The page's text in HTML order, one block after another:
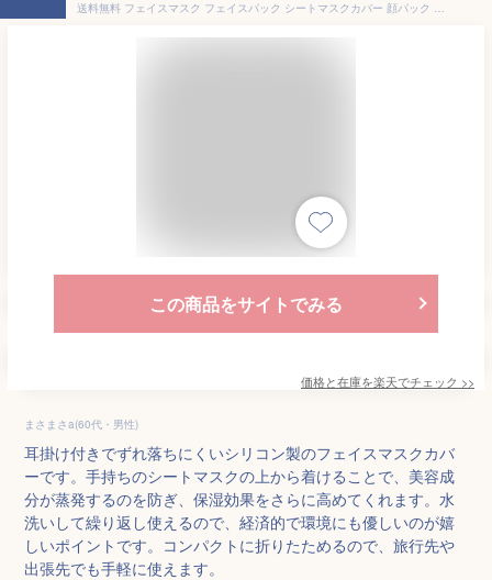
送料無料 フェイスマスク フェイスパック シートマスクカバー 顔パック シリコン 耳掛け 柔らかい 弾力性 スキンケア 水洗い可 カット可能 コンパクト 折り畳める 保湿効果 乾燥対策 ズレ落ちにくい 持ち歩き便利 シンプル
この商品をサイトでみる
価格と在庫を楽天でチェック >>
まさまさa(60代・男性)
耳掛け付きでずれ落ちにくいシリコン製のフェイスマスクカバ
ーです。手持ちのシートマスクの上から着けることで、美容成
分が蒸発するのを防ぎ、保湿効果をさらに高めてくれます。水
洗いして繰り返し使えるので、経済的で環境にも優しいのが嬉
しいポイントです。コンパクトに折りたためるので、旅行先や
出張先でも手軽に使えます。